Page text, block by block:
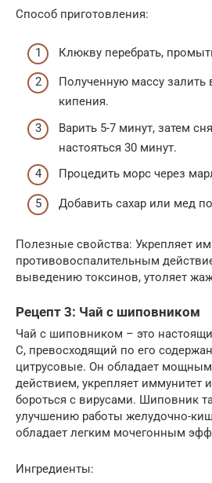
Способ приготовления:
Клюкву перебрать,
Полученную массу залить
кипения.
Варить 5-7 минут, затем
настояться 30 минут.
Процедить морс через
Добавить сахар или мед
Полезные свойства: Укрепляет
противовоспалительным
выведению токсинов, утоляет
Рецепт 3: Чай с шиповником
Чай с шиповником – это
C, превосходящий по его
цитрусовые. Он обладает
действием, укрепляет иммунитет
бороться с вирусами. Шиповник
улучшению работы желудочно-
обладает легким мочегонным
Ингредиенты: